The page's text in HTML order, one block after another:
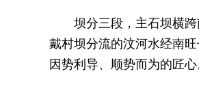
坝分三段，主石坝横
戴村坝分流的汶河水经南
因势利导、顺势而为的匠心